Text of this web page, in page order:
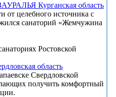
Курганская область
от целебного источника с
санаторий «Жемчужина
область
Свердловской
получить комфортный